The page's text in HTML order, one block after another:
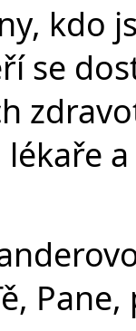
kdo
se